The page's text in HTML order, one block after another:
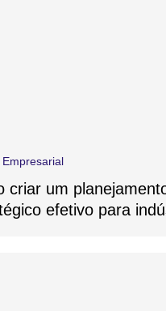
criar um
efetivo para